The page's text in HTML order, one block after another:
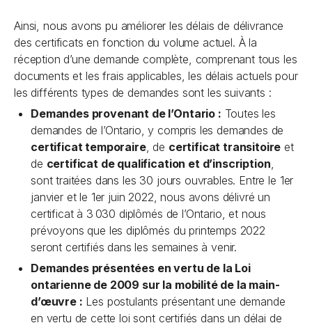
Ainsi, nous avons pu améliorer les délais de délivrance
des certificats en fonction du volume actuel. À la
réception d’une demande complète, comprenant tous les
documents et les frais applicables, les délais actuels pour
les différents types de demandes sont les suivants :
Demandes provenant de l’Ontario : Toutes les
demandes de l’Ontario, y compris les demandes de
certificat temporaire, de certificat transitoire et
de certificat de qualification et d’inscription,
sont traitées dans les 30 jours ouvrables. Entre le 1er
janvier et le 1er juin 2022, nous avons délivré un
certificat à 3 030 diplômés de l’Ontario, et nous
prévoyons que les diplômés du printemps 2022
seront certifiés dans les semaines à venir.
Demandes présentées en vertu de la Loi
ontarienne de 2009 sur la mobilité de la main-
d’œuvre : Les postulants présentant une demande
en vertu de cette loi sont certifiés dans un délai de